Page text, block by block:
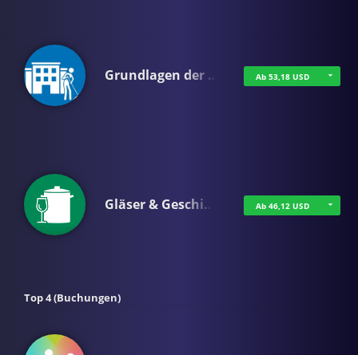
Grundlagen der … Ab 53,18 USD
Gläser & Geschi… Ab 46,12 USD
Top 4 (Buchungen)